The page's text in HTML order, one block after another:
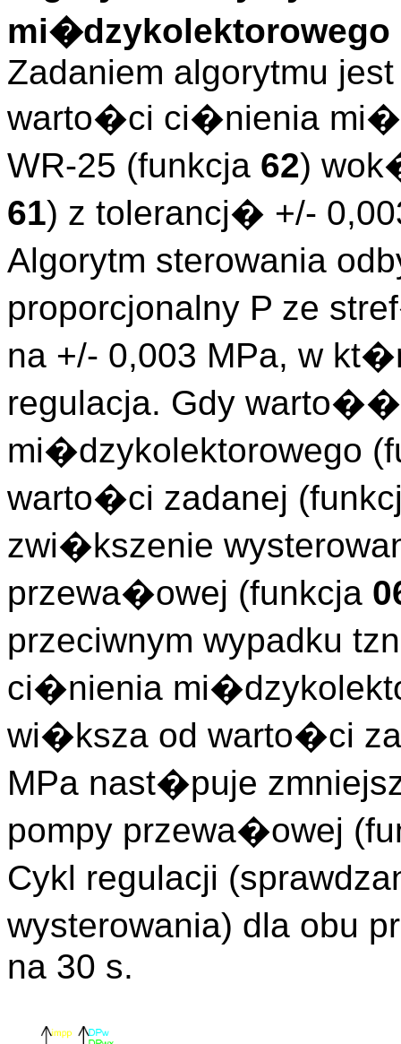
Zadaniem algorytmu
warto�ci ci�nienia
WR-25 (funkcja 62)
61) z tolerancj� +/-
Algorytm sterowania
proporcjonalny P ze
na +/- 0,003 MPa, w
regulacja. Gdy
mi�dzykolektorowego
warto�ci zadanej
zwi�kszenie
przewa�owej (funkcja
przeciwnym wypadku
ci�nienia
wi�ksza od warto�ci
MPa nast�puje
pompy przewa�owej
Cykl regulacji
wysterowania) dla obu
na 30 s.